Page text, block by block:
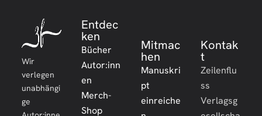
Wir
verlegen
unabhängi
ge
Entdec
ken
Bücher
Autor:inn
en
Merch-
Shop
Mitmac
hen
Manuskri
pt
einreiche
Kontak
t
Zeilenflu
ss
Verlagsg